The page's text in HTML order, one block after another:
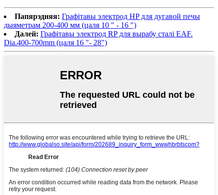
Папярэдняя: Графітавы электрод HP для дугавой печы
дыяметрам 200-400 мм (цаля 10 ″ - 16 ″)
Далей: Графітавы электрод RP для вырабу сталі EAF.
Dia.400-700mm (цаля 16 "- 28")